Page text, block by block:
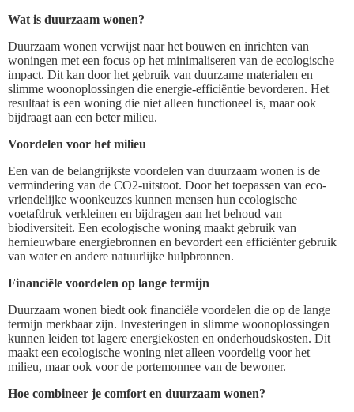
Wat is duurzaam wonen?
Duurzaam wonen verwijst naar het bouwen en inrichten van
woningen met een focus op het minimaliseren van de ecologische
impact. Dit kan door het gebruik van duurzame materialen en
slimme woonoplossingen die energie-efficiëntie bevorderen. Het
resultaat is een woning die niet alleen functioneel is, maar ook
bijdraagt aan een beter milieu.
Voordelen voor het milieu
Een van de belangrijkste voordelen van duurzaam wonen is de
vermindering van de CO2-uitstoot. Door het toepassen van eco-
vriendelijke woonkeuzes kunnen mensen hun ecologische
voetafdruk verkleinen en bijdragen aan het behoud van
biodiversiteit. Een ecologische woning maakt gebruik van
hernieuwbare energiebronnen en bevordert een efficiënter gebruik
van water en andere natuurlijke hulpbronnen.
Financiële voordelen op lange termijn
Duurzaam wonen biedt ook financiële voordelen die op de lange
termijn merkbaar zijn. Investeringen in slimme woonoplossingen
kunnen leiden tot lagere energiekosten en onderhoudskosten. Dit
maakt een ecologische woning niet alleen voordelig voor het
milieu, maar ook voor de portemonnee van de bewoner.
Hoe combineer je comfort en duurzaam wonen?